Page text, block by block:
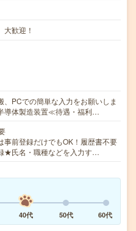
歓迎！
、PCでの簡単な入力をお願いしま
導体製造装置≪待遇・福利…
前登録だけでもOK！履歴書不要
★氏名・職種などを入力す…
40代 50代 60代